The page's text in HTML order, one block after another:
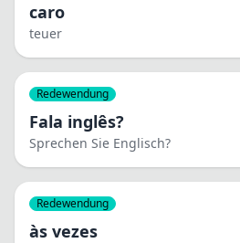
caro
teuer
Redewendung
Fala inglês?
Sprechen Sie Englisch?
Redewendung
às vezes